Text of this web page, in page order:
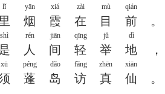
lǐ yān xiá zài mù qián
里 烟 霞 在 目 前 。
shì rén jiān qīng jǔ dì
人 间 轻 举 地 ，
xū péng dǎo fǎng zhēn xiān
蓬 岛 访 真 仙 。